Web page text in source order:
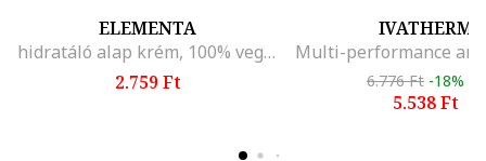
ELEMENTA
hidratáló alap krém, 100% vegán, minden bőrtípusra, 50 ml
2.759 Ft
IVATHERM
6.776 Ft -18%
5.538 Ft